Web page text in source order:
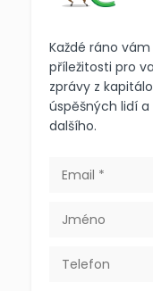
Každé ráno
příležitosti pro
zprávy z
úspěšných lidí
dalšího.